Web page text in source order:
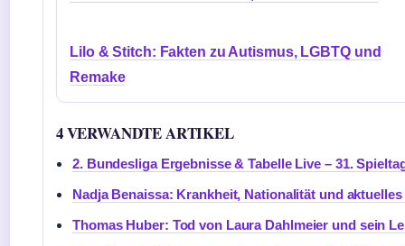
Lilo & Stitch: Fakten zu Autismus, LGBTQ und
Remake
4 VERWANDTE ARTIKEL
2. Bundesliga Ergebnisse & Tabelle Live – 31.
Nadja Benaissa: Krankheit, Nationalität und aktuelles
Thomas Huber: Tod von Laura Dahlmeier und sein